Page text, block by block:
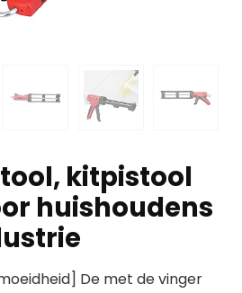
kitpistool
huishoudens
De met de vinger